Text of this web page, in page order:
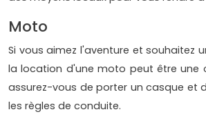
Moto
Si vous aimez l'aventure et souhaitez
la location d'une moto peut être une
assurez-vous de porter un casque et
les règles de conduite.